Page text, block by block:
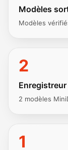
Modèles
Modèles
2
Enregistreur
2 modèles
1